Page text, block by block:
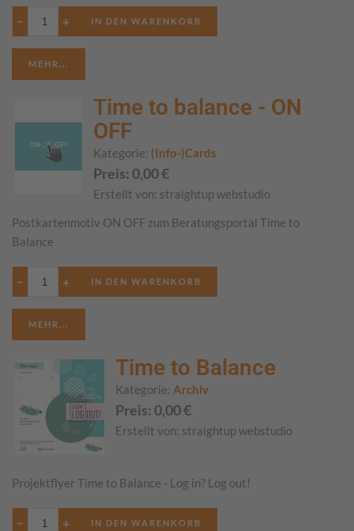
− +
MEHR...
Time to balance - ON
OFF
Kategorie: (Info-)Cards
Preis: 0,00€
Erstellt von: straightup webstudio
Postkartenmotiv ON OFF zum Beratungsportal Time to
Balance
− +
MEHR...
Time to Balance
Kategorie: Archiv
Preis: 0,00€
Erstellt von: straightup webstudio
Projektflyer Time to Balance - Log in? Log out!
− +